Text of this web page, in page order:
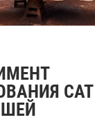
CAT